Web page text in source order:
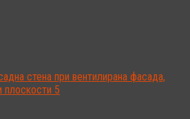
стена при вентилирана фасада,
плоскости 5